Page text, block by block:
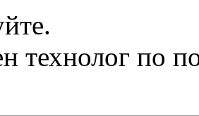
технолог по